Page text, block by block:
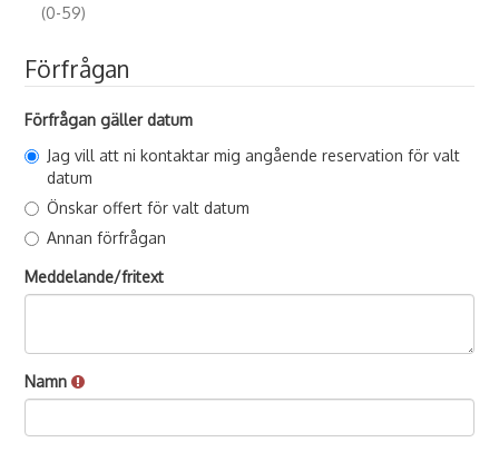
(0-59)
Förfrågan
Förfrågan gäller datum
Jag vill att ni kontaktar mig angående reservation för valt
datum
Önskar offert för valt datum
Annan förfrågan
Meddelande/fritext
Namn